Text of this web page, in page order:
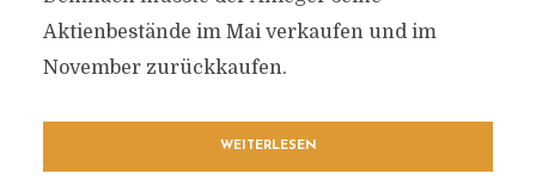
Aktienbestände im Mai verkaufen und im
November zurückkaufen.
WEITERLESEN